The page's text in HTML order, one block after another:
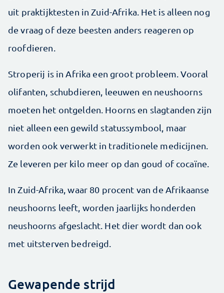
uit praktijk­testen in Zuid-Afrika. Het is alleen nog
de vraag of deze beesten anders reageren op
roofdieren.
Stroperij is in Afrika een groot probleem. Vooral
olifanten, schubdieren, leeuwen en neushoorns
moeten het ontgelden. Hoorns en slagtanden zijn
niet alleen een gewild statussymbool, maar
worden ook verwerkt in ­traditionele medicijnen.
Ze leveren per kilo meer op dan goud of cocaïne.
In Zuid-Afrika, waar 80 procent van de Afrikaanse
neushoorns leeft, worden jaarlijks honderden
neushoorns afgeslacht. Het dier wordt dan ook
met uitsterven bedreigd.
Gewapende strijd